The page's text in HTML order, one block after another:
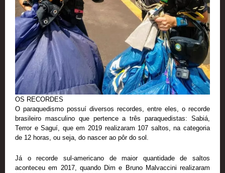
OS RECORDES
O paraquedismo possuí diversos recordes, entre eles, o recorde
brasileiro masculino que pertence a três paraquedistas: Sabiá,
Terror e Saguí, que em 2019 realizaram 107 saltos, na categoria
de 12 horas, ou seja, do nascer ao pôr do sol.
Já o recorde sul-americano de maior quantidade de saltos
aconteceu em 2017, quando Dim e Bruno Malvaccini realizaram